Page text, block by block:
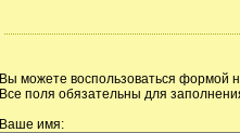
Вы можете воспользоваться формой
Все поля обязательны для
Ваше имя: